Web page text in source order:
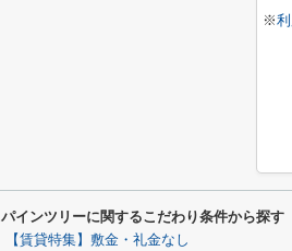
※
パインツリーに関するこだわり条件から探す
【賃貸特集】敷金・礼金なし